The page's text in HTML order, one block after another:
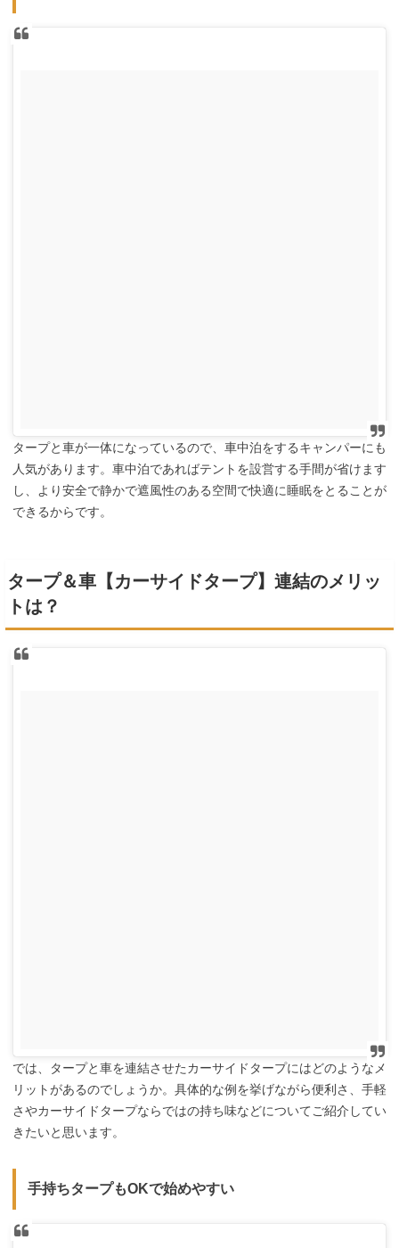
タープと車が一体になっているので、車中泊をするキャンパーにも
人気があります。車中泊であればテントを設営する手間が省けます
し、より安全で静かで遮風性のある空間で快適に睡眠をとることが
できるからです。
タープ＆車【カーサイドタープ】連結のメリッ
トは？
では、タープと車を連結させたカーサイドタープにはどのようなメ
リットがあるのでしょうか。具体的な例を挙げながら便利さ、手軽
さやカーサイドタープならではの持ち味などについてご紹介してい
きたいと思います。
手持ちタープもOKで始めやすい